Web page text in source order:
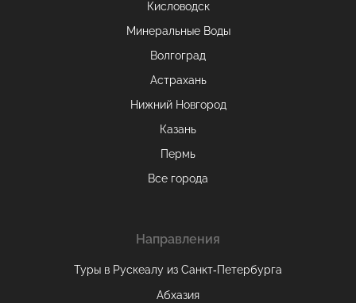
Кисловодск
Минеральные Воды
Волгоград
Астрахань
Нижний Новгород
Казань
Пермь
Все города
Направления
Туры в Рускеалу из Санкт‑Петербурга
Абхазия